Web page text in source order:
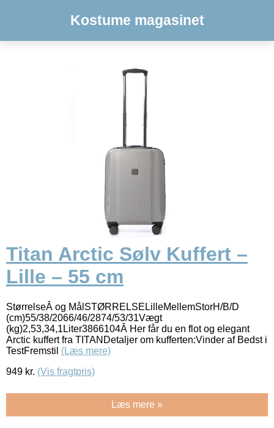
Kostume magasinet
Titan Arctic Sølv Kuffert –
Lille – 55 cm
StørrelseÂ og MålSTØRRELSELilleMellemStorH/B/D
(cm)55/38/2066/46/2874/53/31Vægt
(kg)2,53,34,1Liter3866104Â Her får du en flot og elegant
Arctic kuffert fra TITANDetaljer om kufferten:Vinder af Bedst i
TestFremstil (Læs mere)
949 kr. (Vis fragtpris)
Læs mere »